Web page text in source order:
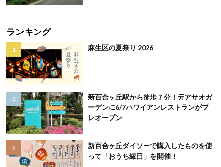
ランキング
麻生区の夏祭り 2026
新百合ヶ丘駅から徒歩７分！元アサオガ
ーデンに6/7ハワイアンレストランがプ
レオープン
新百合ヶ丘ダイソーで購入したものを使
って「おうち縁日」を開催！